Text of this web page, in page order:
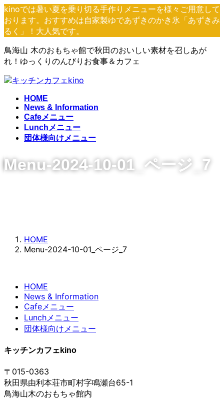
コ
ン
テ
ツ
へ
ス
キ
ナ
ビ
ゲ
シ
ョ
ン
に
kinoでは暑い夏を乗り切る手作りメニューを様々ご用意して
おります。おすすめは自家製ゆであずきのかき氷「あずきみ
るく」！大人気です。
鳥海山 木のおもちゃ館で秋田のおいしい素材を召しあが
れ！ゆっくりのんびりお食事＆カフェ
HOME
News & Information
Cafeメニュー
Lunchメニュー
団体様向けメニュー
Menu-2024-10-01_ページ_7
HOME
Menu-2024-10-01_ページ_7
HOME
News & Information
Cafeメニュー
Lunchメニュー
団体様向けメニュー
キッチンカフェkino
〒015-0363
秋田県由利本荘市町村字鳴瀬台65-1
鳥海山木のおもちゃ館内